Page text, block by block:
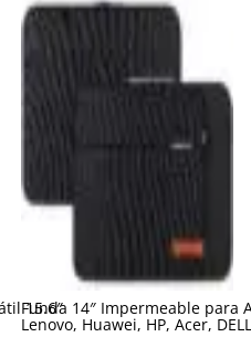
15.6″
Funda 14″ Impermeable para
Lenovo, Huawei, HP, Acer, DELL